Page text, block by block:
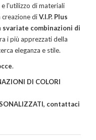
e l'utilizzo di materiali
creazione diV.I.P. Plus
svariate combinazioni di
i più apprezzati della
eleganza e stile.
.
DI COLORI
contattaci